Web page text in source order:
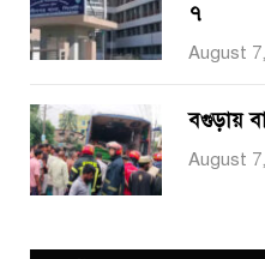
৭
August
বগুড়ায়
August